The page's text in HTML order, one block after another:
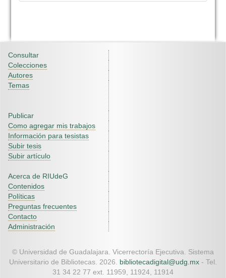
Consultar
Colecciones
Autores
Temas
Publicar
Como agregar mis trabajos
Información para tesistas
Subir tesis
Subir artículo
Acerca de RIUdeG
Contenidos
Políticas
Preguntas frecuentes
Contacto
Administración
© Universidad de Guadalajara. Vicerrectoría Ejecutiva. Sistema
Universitario de Bibliotecas. 2026. bibliotecadigital@udg.mx - Tel.
31 34 22 77 ext. 11959, 11924, 11914